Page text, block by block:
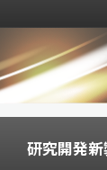
研究開発